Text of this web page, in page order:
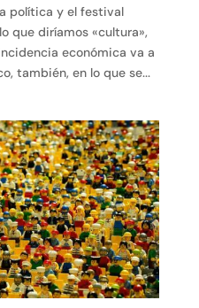
política y el festival
que diríamos «cultura»,
económica va a
también, en lo que se...